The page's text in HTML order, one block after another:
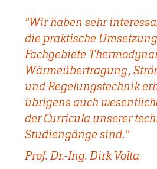
"Wir haben sehr
die praktische
Fachgebiete
Wärmeübertragung,
und Regelungstechnik
übrigens auch
der Curricula unserer
Studiengänge sind."
Prof. Dr.-Ing. Dirk Volta